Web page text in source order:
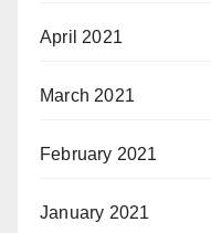
April 2021
March 2021
February 2021
January 2021